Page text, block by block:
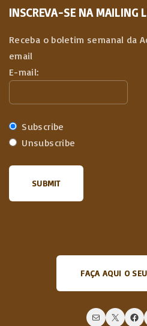
INSCREVA-SE NA MAILING
Receba o boletim semanal da
email
E-mail:
Subscribe
Unsubscribe
FAÇA AQUI O
Mail X Facebook